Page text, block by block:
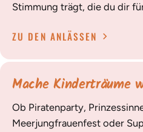
Stimmung trägt, die du dir
ZU DEN ANLÄSSEN
Mache Kinderträume
Ob Piratenparty,
Meerjungfrauenfest oder